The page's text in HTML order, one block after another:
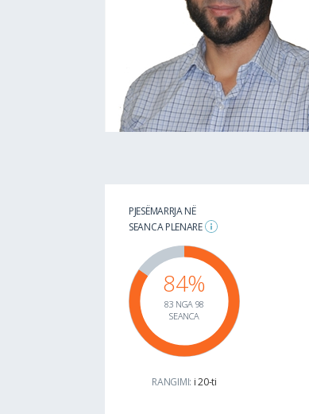
PJESËMARRJA NË
SEANCA PLENARE
84%
83 NGA 98
SEANCA
RANGIMI: i 20-ti